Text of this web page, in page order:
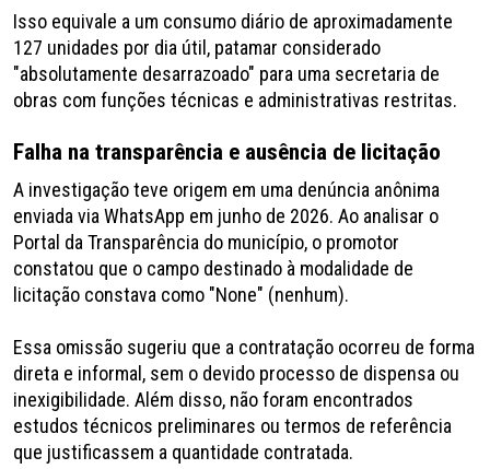
Isso equivale a um consumo diário de aproximadamente
127 unidades por dia útil, patamar considerado
"absolutamente desarrazoado" para uma secretaria de
obras com funções técnicas e administrativas restritas.
Falha na transparência e ausência de licitação
A investigação teve origem em uma denúncia anônima
enviada via WhatsApp em junho de 2026. Ao analisar o
Portal da Transparência do município, o promotor
constatou que o campo destinado à modalidade de
licitação constava como "None" (nenhum).
Essa omissão sugeriu que a contratação ocorreu de forma
direta e informal, sem o devido processo de dispensa ou
inexigibilidade. Além disso, não foram encontrados
estudos técnicos preliminares ou termos de referência
que justificassem a quantidade contratada.